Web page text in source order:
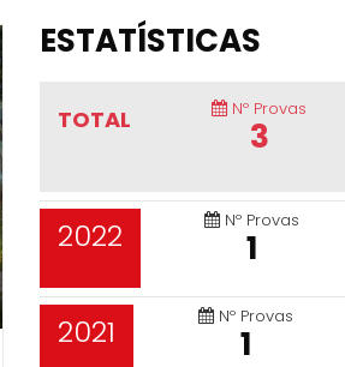
ESTATÍSTICAS
TOTAL Nº Provas
3
2022 Nº Provas
1
2021 Nº Provas
1